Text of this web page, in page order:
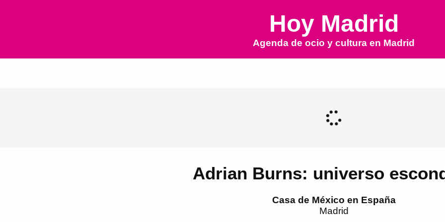
Hoy Madrid
Agenda de ocio y cultura en Madrid
Adrian Burns: universo
Casa de México en España
Madrid